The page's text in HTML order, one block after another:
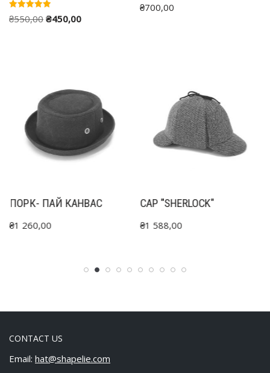
Rated
5.00
₴550,00 ₴450,00
₴700,00
ПОРК- ПАЙ КАНВАС
₴1 260,00
CAP "SHERLOCK"
₴1 588,00
CONTACT US
Email: hat@shapelie.com